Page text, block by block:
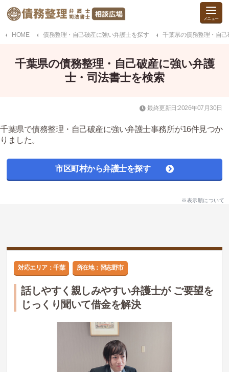
HOME 債務整理・自己破産に強い弁護士を探す 千葉県の債務整理・自
千葉県の債務整理・自己破産に強い弁護
士・司法書士を検索
最終更新日:2026年07月30日
千葉県で債務整理・自己破産に強い弁護士事務所が16件見つか
りました。
市区町村から弁護士を探す
※表示順について
対応エリア：千葉 所在地：習志野市
話しやすく親しみやすい弁護士が ご要望を
じっくり聞いて借金を解決